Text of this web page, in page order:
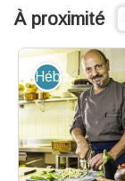
À proximité
Hébergement